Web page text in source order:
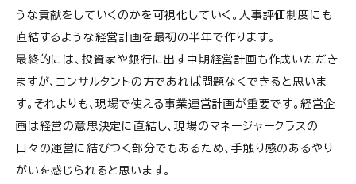
うな貢献をしていくのかを可視化していく。人事評価制度にも
直結するような経営計画を最初の半年で作ります。
最終的には、投資家や銀行に出す中期経営計画も作成いただき
ますが、コンサルタントの方であれば問題なくできると思いま
す。それよりも、現場で使える事業運営計画が重要です。経営企
画は経営の意思決定に直結し、現場のマネージャークラスの
日々の運営に結びつく部分でもあるため、手触り感のあるやり
がいを感じられると思います。